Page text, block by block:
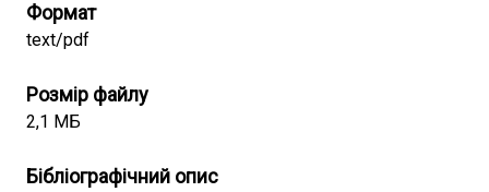
Формат
text/pdf
Розмір файлу
2,1 МБ
Бібліографічний опис